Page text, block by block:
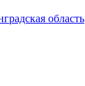
область